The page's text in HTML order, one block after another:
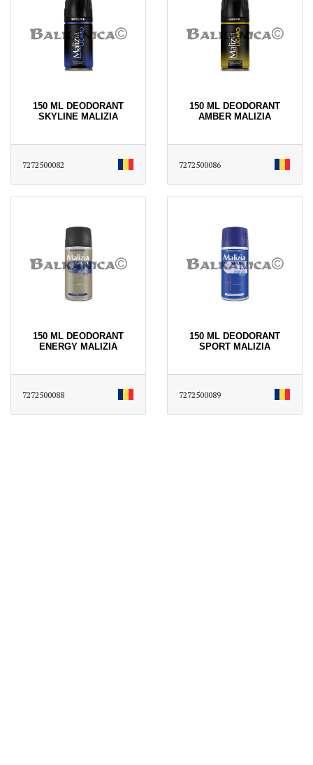
150 ML DEODORANT
SKYLINE MALIZIA
7272500082
150 ML DEODORANT
AMBER MALIZIA
7272500086
150 ML DEODORANT
ENERGY MALIZIA
7272500088
150 ML DEODORANT
SPORT MALIZIA
7272500089